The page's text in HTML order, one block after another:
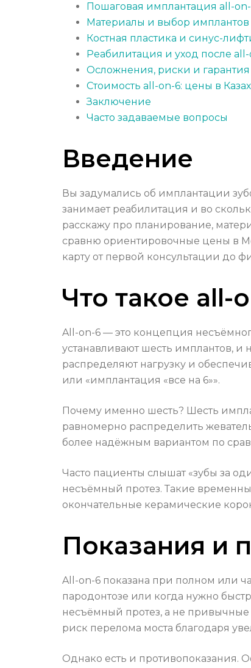
Пошаговая имплантация all-
Материалы и выбор
Костная пластика и синус-
Реабилитация и уход после
Осложнения, риски и гарантия
Стоимость all-on-6: цены в
Заключение
Часто задаваемые вопросы
Введение
Вы задумались об имплантации
занимает реабилитация и во
расскажу про планирование,
сравню ориентировочные цены в
карту от первой консультации до
Что такое all-
All-on-6 — это концепция
устанавливают шесть имплантов, и
распределяют нагрузку и
или «имплантация «все на 6»».
Почему именно шесть? Шесть
равномерно распределить
более надёжным вариантом по
Часто пациенты слышат «зубы за
несъёмный протез. Такие
окончательные керамические
Показания и
All-on-6 показана при полном или
пародонтозе или когда нужно
несъёмный протез, а не
риск перелома моста благодаря
Однако есть и противопоказания.